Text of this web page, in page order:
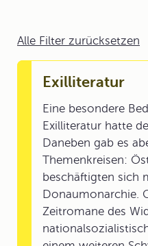
Alle Filter zurücksetzen
Exilliteratur
Eine besondere
Exilliteratur hatte
Daneben gab es
Themenkreisen:
beschäftigten sich
Donaumonarchie.
Zeitromane des